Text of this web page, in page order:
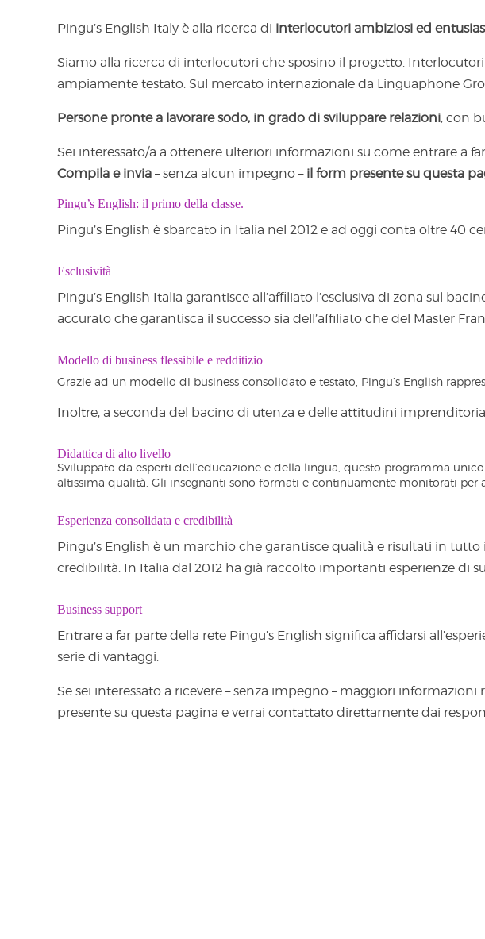
Pingu’s English Italy è alla ricerca di interlocutori ambiziosi ed
Siamo alla ricerca di interlocutori che sposino il progetto. Interlocutori
ampiamente testato. Sul mercato internazionale da Linguaphone
Persone pronte a lavorare sodo, in grado di sviluppare relazioni, con
Sei interessato/a a ottenere ulteriori informazioni su come entrare a
Compila e invia – senza alcun impegno – il form presente su questa
Pingu’s English: il primo della classe.
Pingu’s English è sbarcato in Italia nel 2012 e ad oggi conta oltre 40
Esclusività
Pingu’s English Italia garantisce all’affiliato l’esclusiva di zona sul
accurato che garantisca il successo sia dell’affiliato che del Master
Modello di business flessibile e redditizio
Grazie ad un modello di business consolidato e testato, Pingu’s English
Inoltre, a seconda del bacino di utenza e delle attitudini
Didattica di alto livello
Sviluppato da esperti dell’educazione e della lingua, questo programma
altissima qualità. Gli insegnanti sono formati e continuamente monitorati per
Esperienza consolidata e credibilità
Pingu’s English è un marchio che garantisce qualità e risultati in
credibilità. In Italia dal 2012 ha già raccolto importanti esperienze di
Business support
Entrare a far parte della rete Pingu’s English significa affidarsi
serie di vantaggi.
Se sei interessato a ricevere – senza impegno – maggiori
presente su questa pagina e verrai contattato direttamente dai